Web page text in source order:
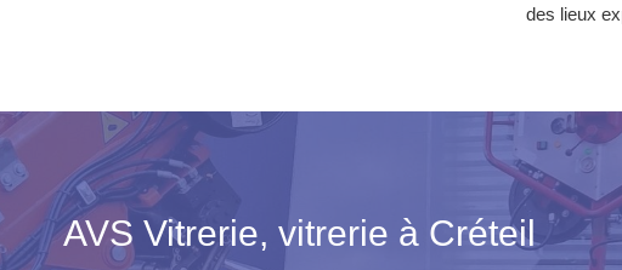
des lieux
AVS Vitrerie, vitrerie à Créteil